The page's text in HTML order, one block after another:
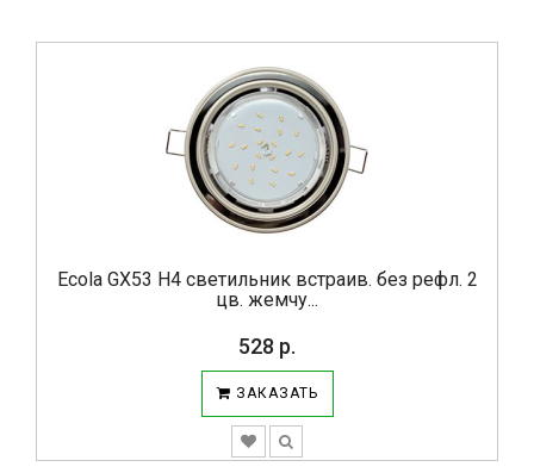
Ecola GX53 H4 светильник встраив. без рефл. 2
цв. жемчу...
528 р.
ЗАКАЗАТЬ